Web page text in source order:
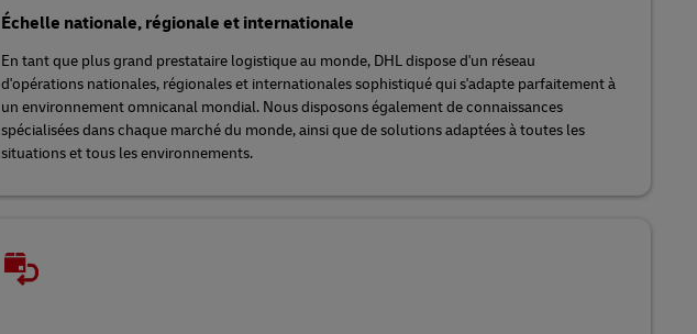
Échelle nationale, régionale et internationale
En tant que plus grand prestataire logistique au monde, DHL dispose d'un réseau
d'opérations nationales, régionales et internationales sophistiqué qui s'adapte parfaitement à
un environnement omnicanal mondial. Nous disposons également de connaissances
spécialisées dans chaque marché du monde, ainsi que de solutions adaptées à toutes les
situations et tous les environnements.